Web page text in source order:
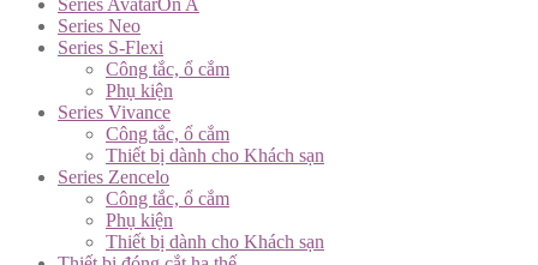
Series AvatarOn A
Series Neo
Series S-Flexi
Công tắc, ổ cắm
Phụ kiện
Series Vivance
Công tắc, ổ cắm
Thiết bị dành cho Khách sạn
Series Zencelo
Công tắc, ổ cắm
Phụ kiện
Thiết bị dành cho Khách sạn